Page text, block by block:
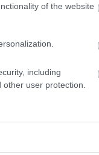
of the website
including
user protection.
azokat nem ellenőrzi. Kifogás esetén